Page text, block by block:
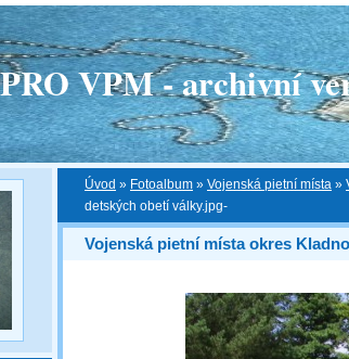
VPM - archivní
Úvod » Fotoalbum » Vojenská pietní místa »
detských obetí války.jpg-
Vojenská pietní místa okres Kladno